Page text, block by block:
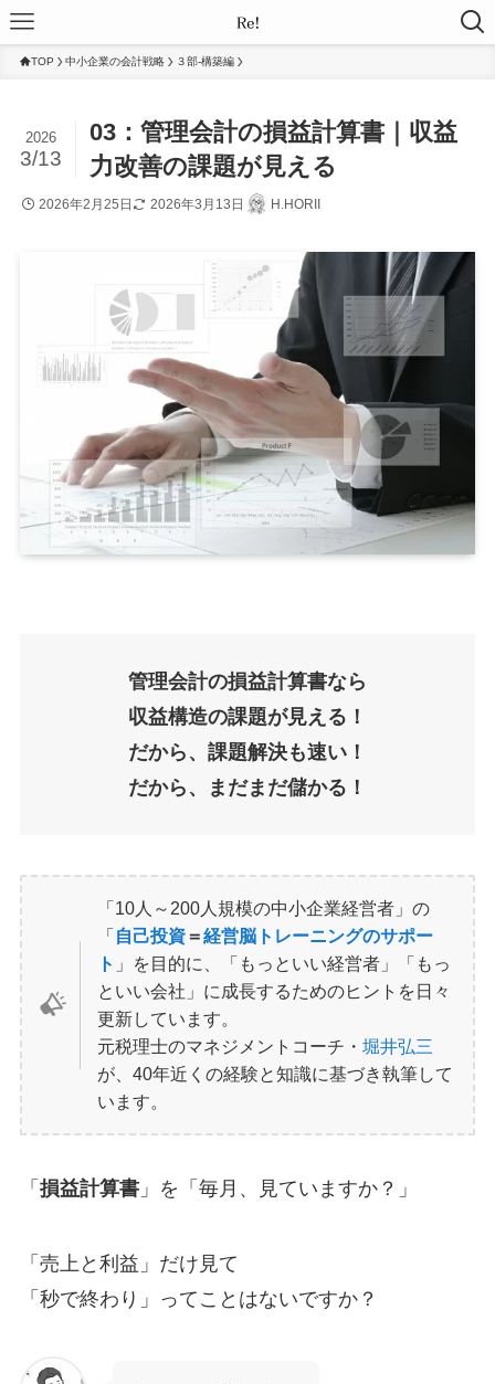
TOP 中小企業の会計戦略 ３部-構築編
03：管理会計の損益計算書｜収益
力改善の課題が見える
2026
3/13
2026年2月25日 2026年3月13日 H.HORII
管理会計の損益計算書なら
収益構造の課題が見える！
だから、課題解決も速い！
だから、まだまだ儲かる！
「10人～200人規模の中小企業経営者」の
「自己投資＝経営脳トレーニングのサポー
ト 」を目的に、「もっといい経営者」「もっ
といい会社」に成長するためのヒントを日々
更新しています。
元税理士のマネジメントコーチ・堀井弘三
が、40年近くの経験と知識に基づき執筆して
います。
「 損益計算書」を「毎月、見ていますか？」
「売上と利益」だけ見て
「秒で終わり」ってことはないですか？